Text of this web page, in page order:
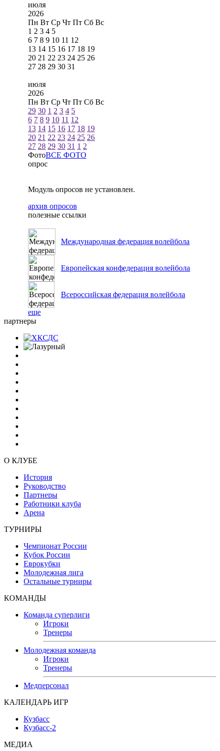
июля
2026
Пн Вт Ср Чт Пт Сб Вс
1 2 3 4 5
6 7 8 9 10 11 12
13 14 15 16 17 18 19
20 21 22 23 24 25 26
27 28 29 30 31
июля
2026
Пн Вт Ср Чт Пт Сб Вс
29 30 1 2 3 4 5
6 7 8 9 10 11 12
13 14 15 16 17 18 19
20 21 22 23 24 25 26
27 28 29 30 31 1 2
ФотоВСЕ ФОТО
опрос
Модуль опросов не установлен.
архив опросов
полезные ссылки
Международная федерация волейбола
Европейская конфедерация волейбола
Всероссийская федерация волейбола
еще
партнеры
О КЛУБЕ
История
Руководство
Партнеры
Работники клуба
Арена
ТУРНИРЫ
Чемпионат России
Кубок России
Еврокубки
Молодежная лига
Остальные турниры
КОМАНДЫ
Команда суперлиги
Игроки
Тренеры
Молодежная команда
Игроки
Тренеры
Медперсонал
КАЛЕНДАРЬ ИГР
Кузбасс
Кузбасс-2
МЕДИА